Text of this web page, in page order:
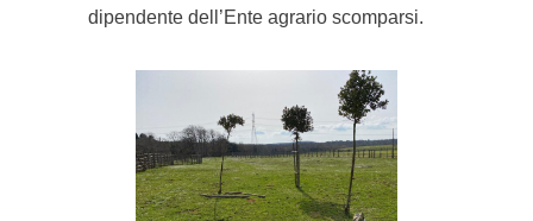
dipendente dell’Ente agrario scomparsi.